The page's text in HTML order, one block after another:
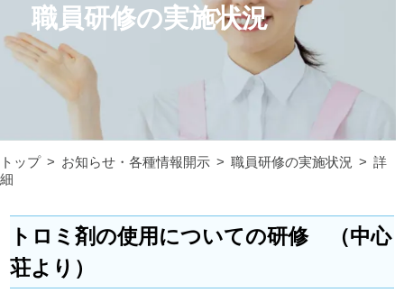
職員研修の実施状況
トップ お知らせ・各種情報開示 職員研修の実施状況
詳
細
トロミ剤の使用についての研修 （中心
荘より）